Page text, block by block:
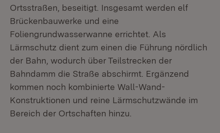
Ortsstraßen, beseitigt. Insgesamt werden elf
Brückenbauwerke und eine
Foliengrundwasserwanne errichtet. Als
Lärmschutz dient zum einen die Führung nördlich
der Bahn, wodurch über Teilstrecken der
Bahndamm die Straße abschirmt. Ergänzend
kommen noch kombinierte Wall-Wand-
Konstruktionen und reine Lärmschutzwände im
Bereich der Ortschaften hinzu.